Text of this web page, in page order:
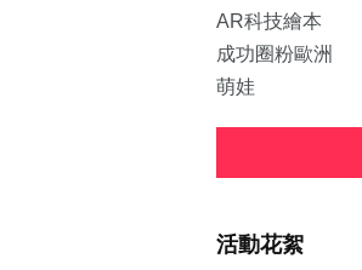
活動花絮